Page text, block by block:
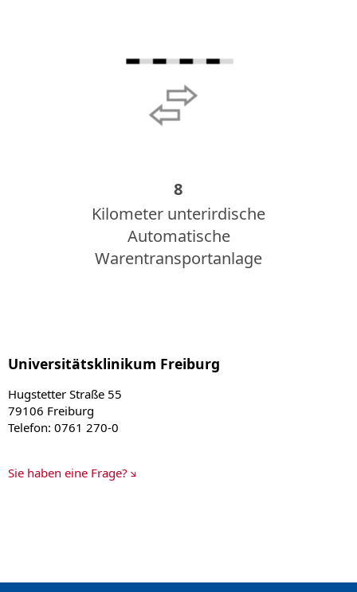
8
Kilometer unterirdische
Automatische
Warentransportanlage
Universitätsklinikum Freiburg
Hugstetter Straße 55
79106 Freiburg
Telefon: 0761 270-0
Sie haben eine Frage?